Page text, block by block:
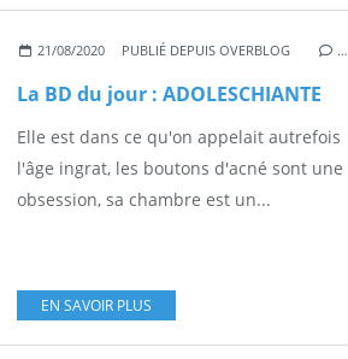
21/08/2020 PUBLIÉ DEPUIS OVERBLOG …
La BD du jour : ADOLESCHIANTE
Elle est dans ce qu'on appelait autrefois
l'âge ingrat, les boutons d'acné sont une
obsession, sa chambre est un...
EN SAVOIR PLUS